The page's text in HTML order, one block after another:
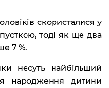
скористалися у
тоді як ще два
7 %.
несуть найбільший
народження дитини